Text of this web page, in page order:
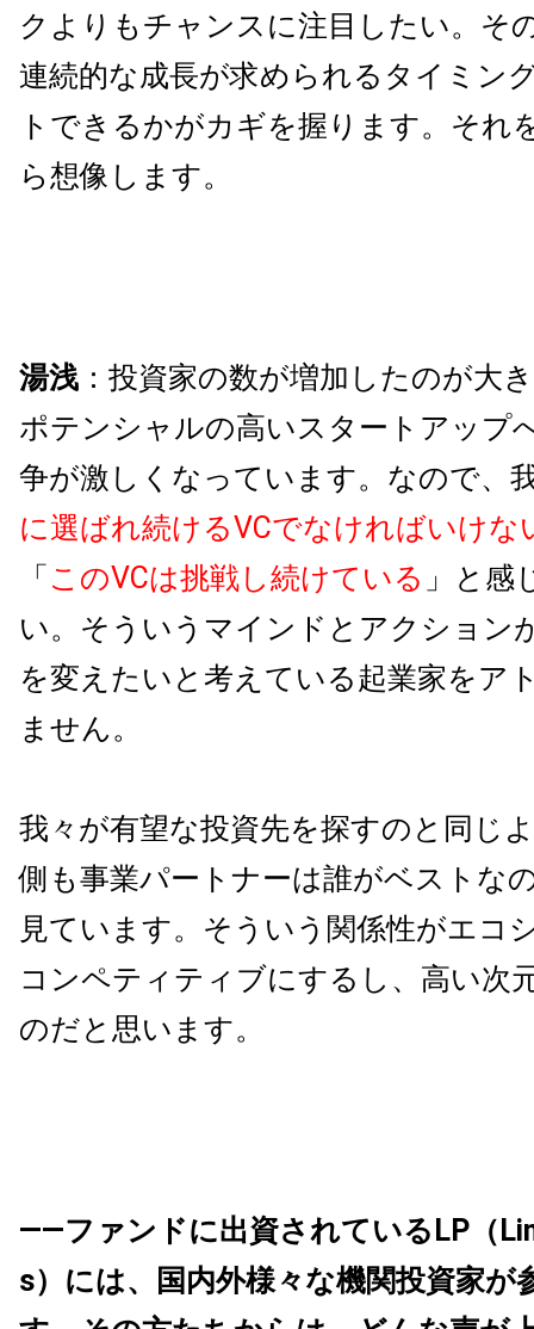
クよりもチャンスに注目したい。そ
連続的な成長が求められるタイミン
トできるかがカギを握ります。それ
ら想像します。
湯浅 ：投資家の数が増加したのが大
ポテンシャルの高いスタートアップ
争が激しくなっています。なので、
に選ばれ続けるVCでなければいけな
「このVCは挑戦し続けている 」と感
い。そういうマインドとアクション
を変えたいと考えている起業家をア
ません。
我々が有望な投資先を探すのと同じ
側も事業パートナーは誰がベストな
見ています。そういう関係性がエコ
コンペティティブにするし、高い次
のだと思います。
――ファンドに出資されているLP（
s）には、国内外様々な機関投資家が